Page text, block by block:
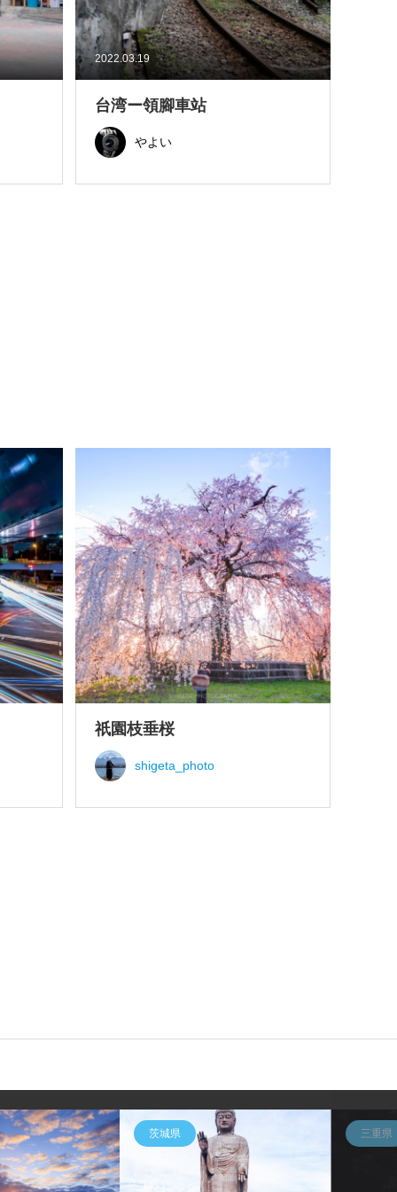
2022.03.19
台湾ー領腳車站
やよい
祇園枝垂桜
shigeta_photo
茨城県 三重県